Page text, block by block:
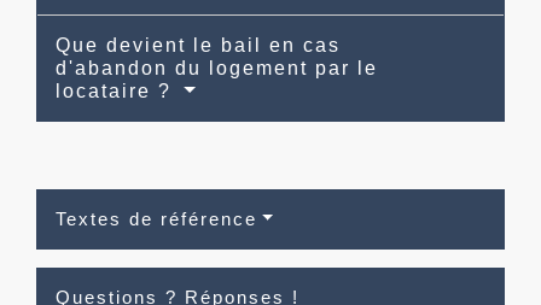
Que devient le bail en cas
d'abandon du logement par le
locataire ?
Textes de référence
Questions ? Réponses !